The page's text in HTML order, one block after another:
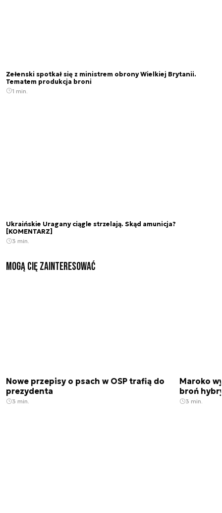
Zełenski spotkał się z ministrem obrony Wielkiej Brytanii.
Tematem produkcja broni
1 min.
Ukraińskie Uragany ciągle strzelają. Skąd amunicja?
[KOMENTARZ]
3 min.
Mogą Cię zainteresować
Nowe przepisy o psach w OSP trafią do
prezydenta
3 min.
Maroko
broń
3 min.